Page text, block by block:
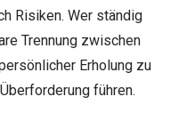
Risiken. Wer ständig
Trennung zwischen
Erholung zu
führen.